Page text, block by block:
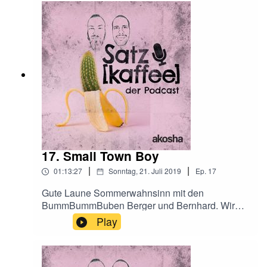
zu den Beatles zum 'main theme' der Folge. Die
Besprechung der zweiten Demokraten-Debatten
beschließt diesen launigen Sonntag .. es ist und
bleibt Sommer.
17. Small Town Boy
01:13:27 | Sonntag, 21. Juli 2019 | Ep. 17
Gute Laune Sommerwahnsinn mit den
BummBummBuben Berger und Bernhard. Wir
werfen uns gegenseitig Lieblingsfilme und -
songs an den virtuellen Kopf. Außerdem dabei:
Richtig sündige Guilty Pleasures. Unbedingt die
Spotify-Playlist ansteuern: Ihr werdet euren
Play